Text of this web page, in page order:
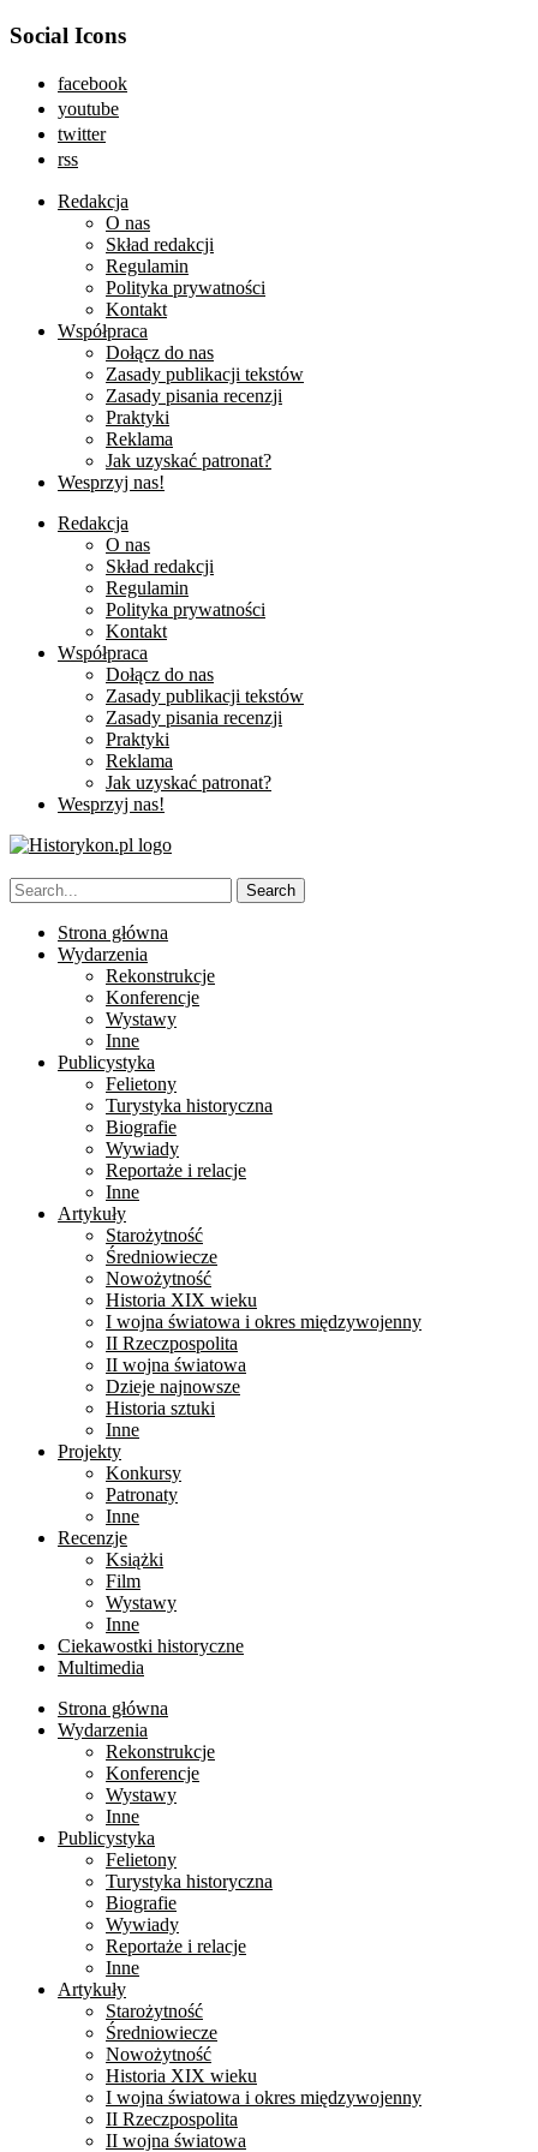
Social Icons
facebook
youtube
twitter
rss
Redakcja
O nas
Skład redakcji
Regulamin
Polityka prywatności
Kontakt
Współpraca
Dołącz do nas
Zasady publikacji tekstów
Zasady pisania recenzji
Praktyki
Reklama
Jak uzyskać patronat?
Wesprzyj nas!
Redakcja
O nas
Skład redakcji
Regulamin
Polityka prywatności
Kontakt
Współpraca
Dołącz do nas
Zasady publikacji tekstów
Zasady pisania recenzji
Praktyki
Reklama
Jak uzyskać patronat?
Wesprzyj nas!
Strona główna
Wydarzenia
Rekonstrukcje
Konferencje
Wystawy
Inne
Publicystyka
Felietony
Turystyka historyczna
Biografie
Wywiady
Reportaże i relacje
Inne
Artykuły
Starożytność
Średniowiecze
Nowożytność
Historia XIX wieku
I wojna światowa i okres międzywojenny
II Rzeczpospolita
II wojna światowa
Dzieje najnowsze
Historia sztuki
Inne
Projekty
Konkursy
Patronaty
Inne
Recenzje
Książki
Film
Wystawy
Inne
Ciekawostki historyczne
Multimedia
Strona główna
Wydarzenia
Rekonstrukcje
Konferencje
Wystawy
Inne
Publicystyka
Felietony
Turystyka historyczna
Biografie
Wywiady
Reportaże i relacje
Inne
Artykuły
Starożytność
Średniowiecze
Nowożytność
Historia XIX wieku
I wojna światowa i okres międzywojenny
II Rzeczpospolita
II wojna światowa